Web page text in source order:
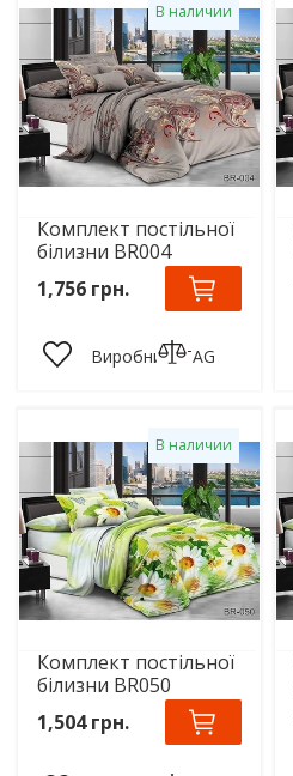
В наличии
Комплект постільної
білизни BR004
1,756 грн.
Виробник: TAG
В наличии
Комплект постільної
білизни BR050
1,504 грн.